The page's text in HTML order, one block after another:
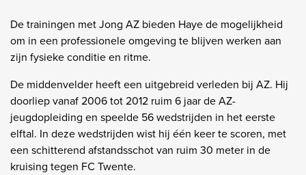
De trainingen met Jong AZ bieden Haye de mogelijkheid
om in een professionele omgeving te blijven werken aan
zijn fysieke conditie en ritme.
De middenvelder heeft een uitgebreid verleden bij AZ. Hij
doorliep vanaf 2006 tot 2012 ruim 6 jaar de AZ-
jeugdopleiding en speelde 56 wedstrijden in het eerste
elftal. In deze wedstrijden wist hij één keer te scoren, met
een schitterend afstandsschot van ruim 30 meter in de
kruising tegen FC Twente.